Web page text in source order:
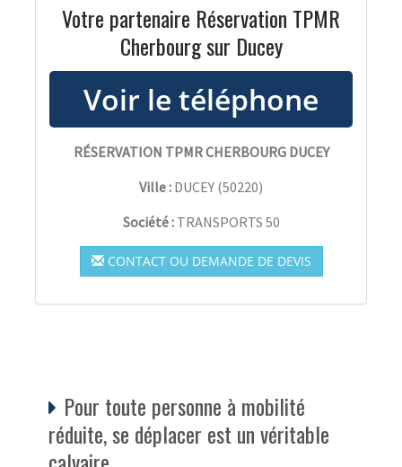
Votre partenaire Réservation TPMR
Cherbourg sur Ducey
RÉSERVATION TPMR CHERBOURG DUCEY
Ville : DUCEY (50220)
Société : TRANSPORTS 50
CONTACT OU DEMANDE DE DEVIS
Pour toute personne à mobilité
réduite, se déplacer est un véritable